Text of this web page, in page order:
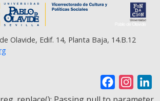
Olavide, Edif. 14, Planta Baja, 14.B.12
a
n
i